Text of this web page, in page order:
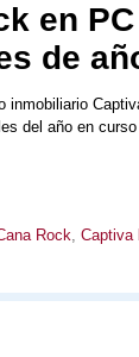
en
de
inmobiliario
del año en
Rock, Captiva